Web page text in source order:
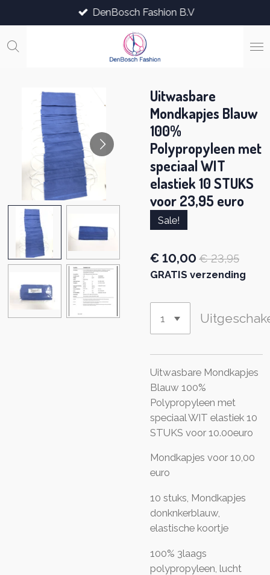
direct
naar
DenBosch Fashion B.V
Uitwasbare
Mondkapjes Blauw
100%
Polypropyleen met
speciaal WIT
elastiek 10 STUKS
voor 23,95 euro
Sale!
€ 10,00 € 23,95
GRATIS verzending
Uitwasbare Mondkapjes
Blauw 100%
Polypropyleen met
speciaal WIT elastiek 10
STUKS voor 10.00euro
Mondkapjes voor 10,00
euro
10 stuks, Mondkapjes
donknkerblauw,
elastische koortje
100% 3laags
polypropyleen, lucht